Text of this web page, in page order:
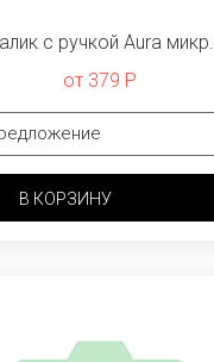
с ручкой Aura микр.
от 379 Р
В КОРЗИНУ